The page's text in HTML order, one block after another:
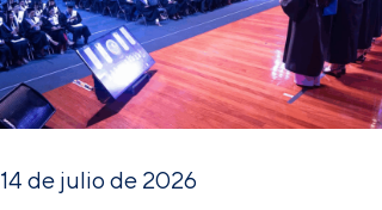
14 de julio de 2026